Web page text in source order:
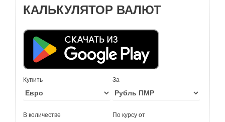
КАЛЬКУЛЯТОР ВАЛЮТ
Купить За
В количестве По курсу от